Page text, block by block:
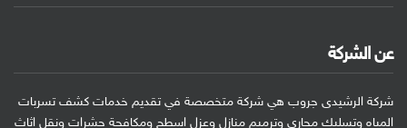
عن الشركة
شركة الرشيدى جروب هي شركة متخصصة في تقديم خدمات كشف تسربات
المياه وتسليك مجاري وترميم منازل وعزل اسطح ومكافحة حشرات ونقل اثاث